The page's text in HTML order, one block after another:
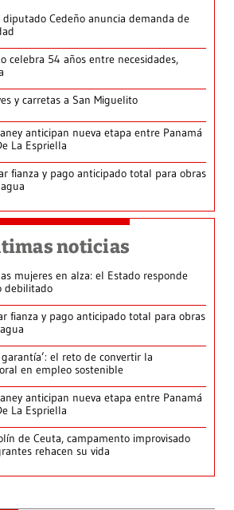
diputado Cedeño anuncia demanda de
celebra 54 años entre necesidades,
y carretas a San Miguelito
anticipan nueva etapa entre Panamá
La Espriella
fianza y pago anticipado total para obras
noticias
mujeres en alza: el Estado responde
debilitado
fianza y pago anticipado total para obras
el reto de convertir la
en empleo sostenible
anticipan nueva etapa entre Panamá
La Espriella
de Ceuta, campamento improvisado
rehacen su vida